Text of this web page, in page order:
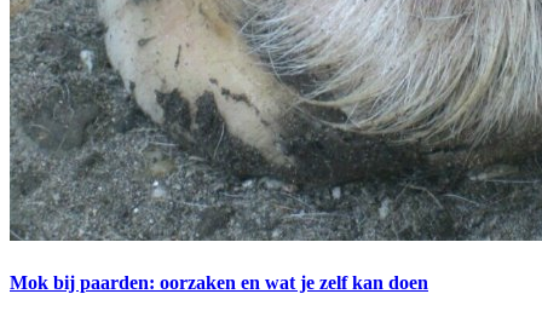
Mok bij paarden: oorzaken en wat je zelf kan doen